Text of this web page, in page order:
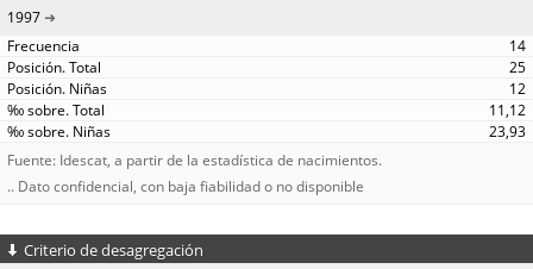
1997
14
25
12
11,12
23,93
Fuente: Idescat, a partir de la estadística de nacimientos.
.. Dato confidencial, con baja fiabilidad o no disponible
Criterio de desagregación